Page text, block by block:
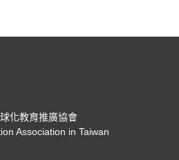
化教育推廣協會
Association in Taiwan